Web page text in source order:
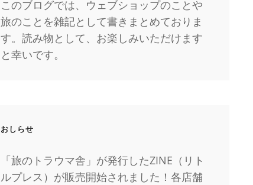
このブログでは、ウェブショップのことや
旅のことを雑記として書きまとめておりま
す。読み物として、お楽しみいただけます
と幸いです。
おしらせ
「旅のトラウマ舎」が発行したZINE（リト
ルプレス）が販売開始されました！各店舗